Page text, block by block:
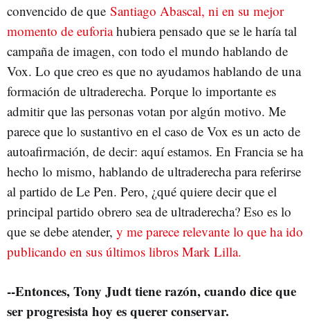
convencido de que Santiago Abascal, ni en su mejor
momento de euforiahubiera pensado que se le haría tal
campaña de imagen, con todo el mundo hablando de
Vox. Lo que creo es que no ayudamos hablando de una
formación de ultraderecha. Porque lo importante es
admitir que las personas votan por algún motivo. Me
parece que lo sustantivo en el caso de Vox es un acto de
autoafirmación, de decir: aquí estamos. En Francia se ha
hecho lo mismo, hablando de ultraderecha para referirse
al partido de Le Pen. Pero, ¿qué quiere decir que el
principal partido obrero sea de ultraderecha? Eso es lo
que se debe atender, y me parece relevante lo que ha ido
publicando en sus últimos libros Mark Lilla.
--Entonces, Tony Judt tiene razón, cuando dice que
ser progresista hoy es querer conservar.